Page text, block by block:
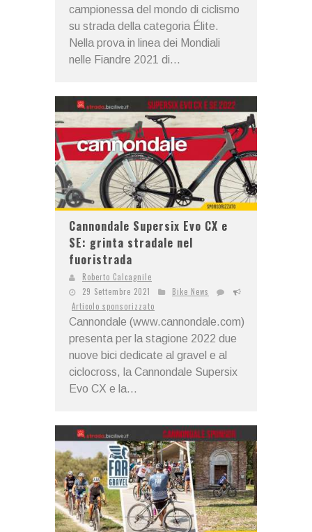
campionessa del mondo di ciclismo
su strada della categoria Élite.
Nella prova in linea dei Mondiali
nelle Fiandre 2021 di...
Cannondale Supersix Evo CX e
SE: grinta stradale nel
fuoristrada
Roberto Calcagnile
29 Settembre 2021
Bike News
Articolo sponsorizzato
Cannondale (www.cannondale.com)
presenta per la stagione 2022 due
nuove bici dedicate al gravel e al
ciclocross, la Cannondale Supersix
Evo CX e la...